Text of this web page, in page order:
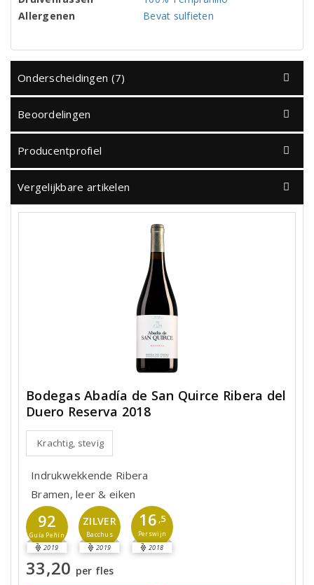
Allergenen
Bevat sulfieten
Onderscheidingen (7)
Beoordelingen
Producentprofiel
Vergelijkbare artikelen
Bodegas Abadía de San Quirce Ribera del
Duero Reserva 2018
Krachtig, stevig
Indrukwekkende Ribera
Bramen, leer & eiken
92
Guía Peñín
2019
ZILVER
Bacchus
2019
16 ,5
Perswijn
2018
33,20 per fles